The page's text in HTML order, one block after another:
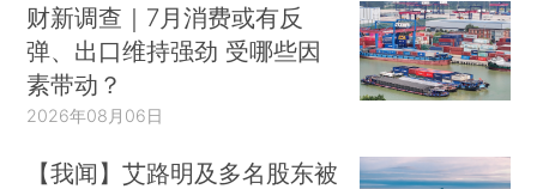
财新调查｜7月消费或有反
弹、出口维持强劲 受哪些因
素带动？
2026年08月06日
【我闻】艾路明及多名股东被